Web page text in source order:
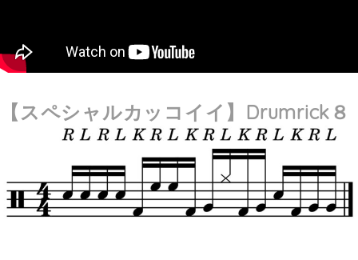
【スペシャルカッコイイ】 Drumrick８